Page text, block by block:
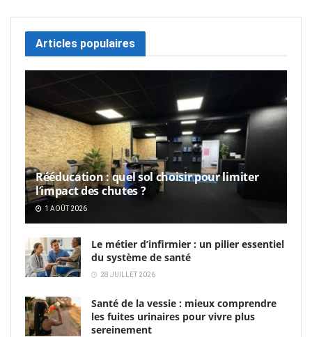
Articles populaires
Rééducation : quel sol choisir pour limiter
l’impact des chutes ?
1 AOÛT 2026
Le métier d’infirmier : un pilier essentiel
du système de santé
28 JUILLET 2026
Santé de la vessie : mieux comprendre
les fuites urinaires pour vivre plus
sereinement